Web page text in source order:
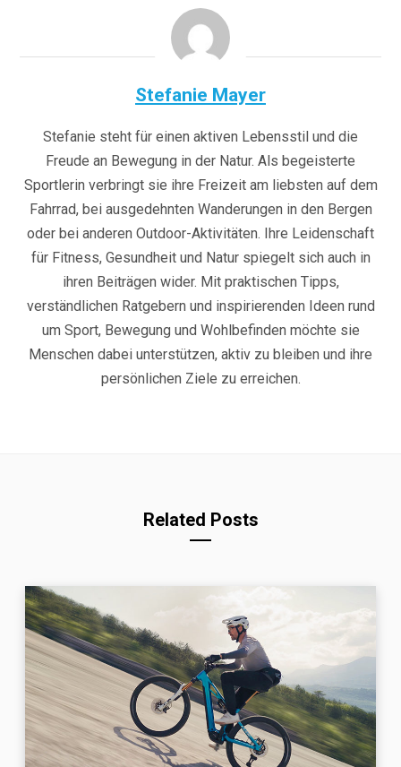
Stefanie Mayer
Stefanie steht für einen aktiven Lebensstil und die
Freude an Bewegung in der Natur. Als begeisterte
Sportlerin verbringt sie ihre Freizeit am liebsten auf dem
Fahrrad, bei ausgedehnten Wanderungen in den Bergen
oder bei anderen Outdoor-Aktivitäten. Ihre Leidenschaft
für Fitness, Gesundheit und Natur spiegelt sich auch in
ihren Beiträgen wider. Mit praktischen Tipps,
verständlichen Ratgebern und inspirierenden Ideen rund
um Sport, Bewegung und Wohlbefinden möchte sie
Menschen dabei unterstützen, aktiv zu bleiben und ihre
persönlichen Ziele zu erreichen.
Related Posts